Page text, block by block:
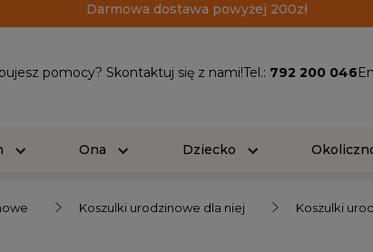
Darmowa dostawa powyżej 200zł
pomocy? Skontaktuj się z nami!Tel.: 792 200 046
Ona Dziecko
Koszulki urodzinowe dla niej Koszulki